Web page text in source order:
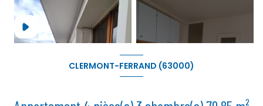
+10
CLERMONT-FERRAND (63000)